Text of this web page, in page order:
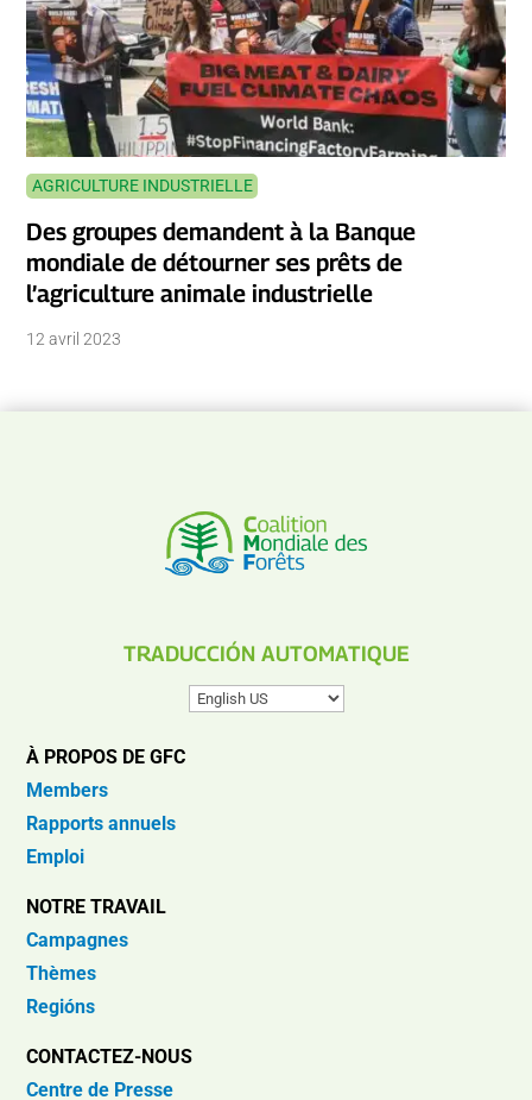
AGRICULTURE INDUSTRIELLE
Des groupes demandent à la Banque
mondiale de détourner ses prêts de
l’agriculture animale industrielle
12 avril 2023
TRADUCCIÓN AUTOMATIQUE
À PROPOS DE GFC
Members
Rapports annuels
Emploi
NOTRE TRAVAIL
Campagnes
Thèmes
Regións
CONTACTEZ-NOUS
Centre de Presse